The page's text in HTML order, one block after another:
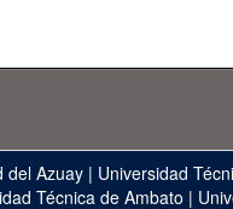
del Azuay | Universidad
Técnica de Ambato |